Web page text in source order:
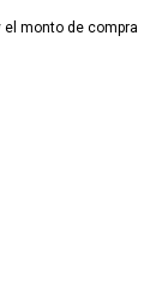
el monto de compra